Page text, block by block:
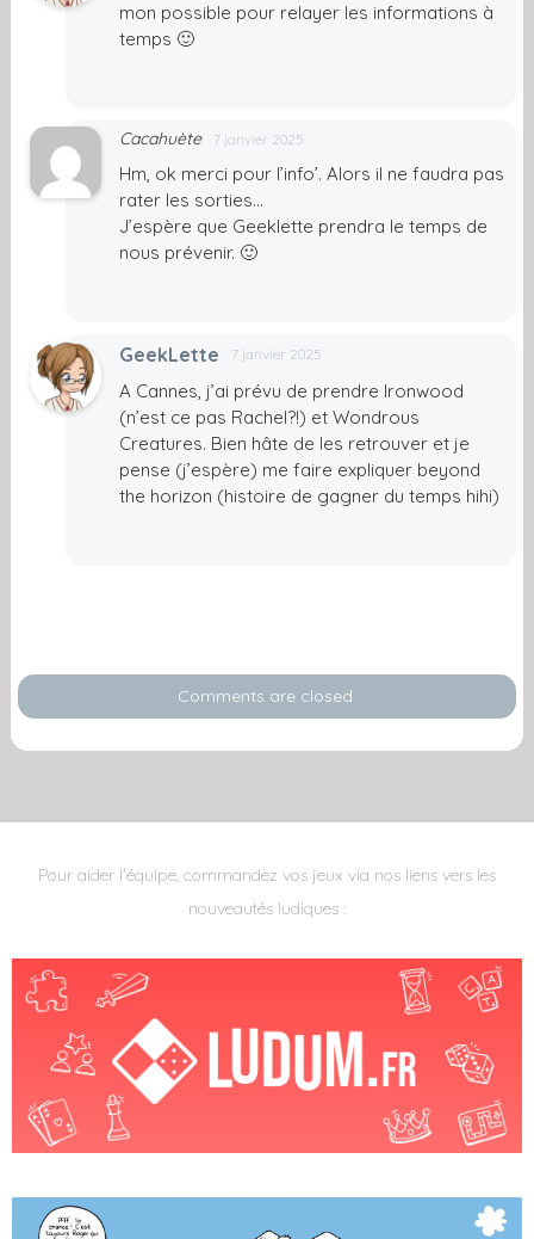
mon possible pour relayer les informations à
temps 🙂
Cacahuète 7 janvier 2025
Hm, ok merci pour l’info’. Alors il ne faudra pas
rater les sorties…
J’espère que Geeklette prendra le temps de
nous prévenir. 🙂
GeekLette 7 janvier 2025
A Cannes, j’ai prévu de prendre Ironwood
(n’est ce pas Rachel?!) et Wondrous
Creatures. Bien hâte de les retrouver et je
pense (j’espère) me faire expliquer beyond
the horizon (histoire de gagner du temps hihi)
Comments are closed.
Pour aider l'équipe, commandez vos jeux via nos liens vers les
nouveautés ludiques :